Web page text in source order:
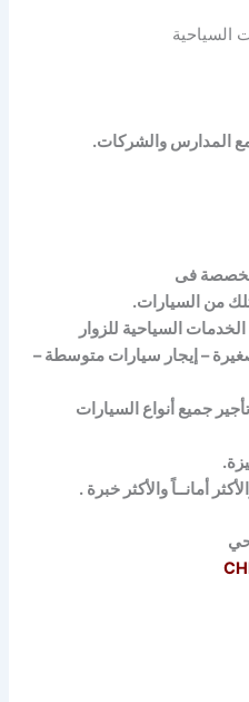
السياحية
المدارس والشركات.
فى
من السيارات.
السياحية للزوار
– إيجار سيارات متوسطة –
جميع أنواع السيارات
أمانــاً والأكثر خبرة .